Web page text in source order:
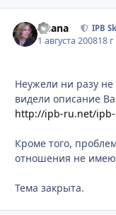
Fisana IPB
1 августа 200818 г
Неужели ни разу
видели описание
http://ipb-ru.net/
Кроме того,
отношения не
Тема закрыта.